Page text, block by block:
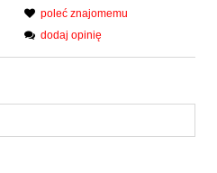
poleć znajomemu
dodaj opinię
kosztów płatności